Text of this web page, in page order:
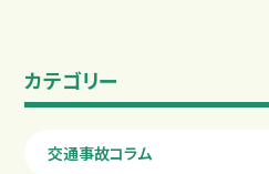
カテゴリー
交通事故コラム